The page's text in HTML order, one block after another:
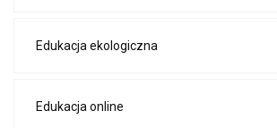
Edukacja ekologiczna
Edukacja online